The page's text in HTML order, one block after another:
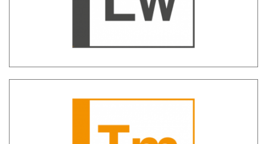
SH TM – Transaction Monitoring